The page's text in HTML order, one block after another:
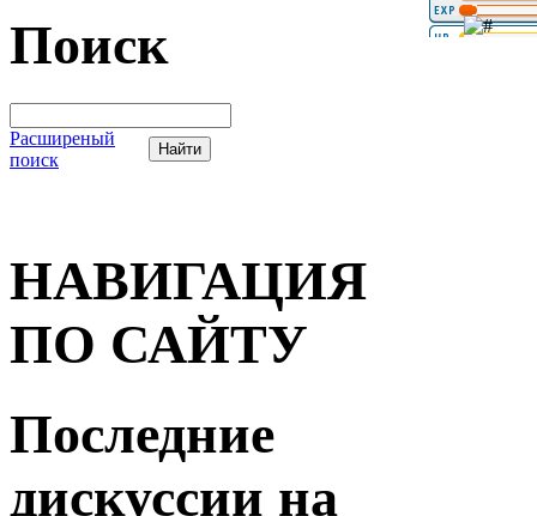
Поиск
Расширеный
поиск
НАВИГАЦИЯ
ПО САЙТУ
Последние
дискуссии на